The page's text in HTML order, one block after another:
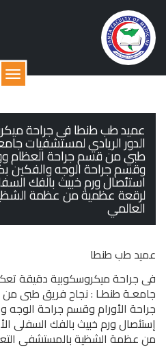
عميد طب طنطا فى جراحة
الدور الريادي لمستشفيات
طبي من قسم جراحة العظام
وقسم جراحة الوجه والفكين
استئصال ورم خبيث بالفك
لرقعة عظمية من عظمة
العالمي
عميد طب طنطا
فى جراحة ميكروسكوبية دقيقة
جامعـة طنطـا : نجاح فريق طبى
جراحة الأورام وقسم جراحة الوجه
إستئصال ورم خبيث بالفك السفلى
من عظمة الشظية بالمستشفى